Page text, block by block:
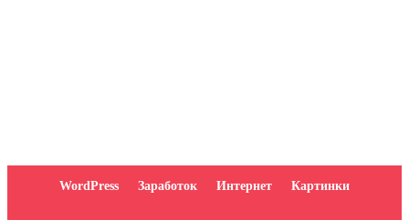
WordPress Заработок Интернет Картинки